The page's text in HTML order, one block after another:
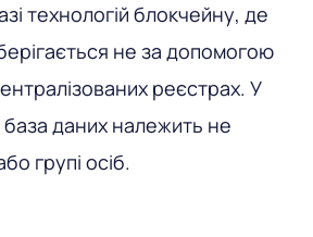
технологій блокчейну, де
не за допомогою
реєстрах. У
база даних належить не
групі осіб.